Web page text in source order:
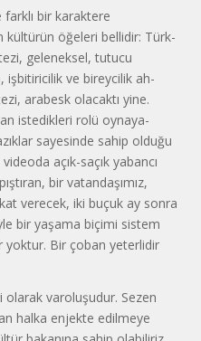
bir karaktere
kültürün öğeleri bellidir: Türk-
geleneksel, tutucu
işbitiricilik ve bireycilik ah­
arabesk olacaktı yine.
istedikleri rolü oynaya­
sayesinde sahip ol­duğu
açık-saçık yabancı
bir va­tandaşımız,
verecek, iki buçuk ay sonra
bir ya­şama biçimi sistem
yoktur. Bir çoban yeterlidir
olarak varoluşudur. Sezen
halka enjekte edilmeye